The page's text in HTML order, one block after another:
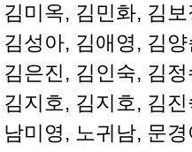
김미옥, 김민화, 김
김성아, 김애영, 김
김은진, 김인숙, 김
김지호, 김지호, 김
남미영, 노귀남, 문